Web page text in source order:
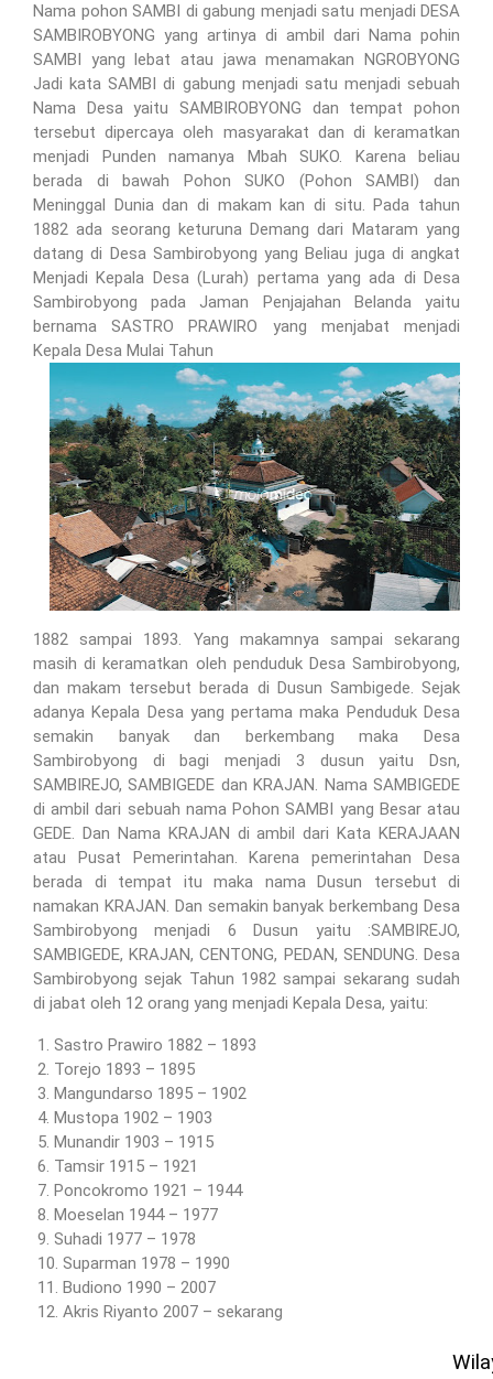
Nama pohon SAMBI di gabung menjadi satu menjadi DESA
SAMBIROBYONG yang artinya di ambil dari Nama pohin
SAMBI yang lebat atau jawa menamakan NGROBYONG
Jadi kata SAMBI di gabung menjadi satu menjadi sebuah
Nama Desa yaitu SAMBIROBYONG dan tempat pohon
tersebut dipercaya oleh masyarakat dan di keramatkan
menjadi Punden namanya Mbah SUKO. Karena beliau
berada di bawah Pohon SUKO (Pohon SAMBI) dan
Meninggal Dunia dan di makam kan di situ. Pada tahun
1882 ada seorang keturuna Demang dari Mataram yang
datang di Desa Sambirobyong yang Beliau juga di angkat
Menjadi Kepala Desa (Lurah) pertama yang ada di Desa
Sambirobyong pada Jaman Penjajahan Belanda yaitu
bernama SASTRO PRAWIRO yang menjabat menjadi
Kepala Desa Mulai Tahun
1882 sampai 1893. Yang makamnya sampai sekarang
masih di keramatkan oleh penduduk Desa Sambirobyong,
dan makam tersebut berada di Dusun Sambigede. Sejak
adanya Kepala Desa yang pertama maka Penduduk Desa
semakin banyak dan berkembang maka Desa
Sambirobyong di bagi menjadi 3 dusun yaitu Dsn,
SAMBIREJO, SAMBIGEDE dan KRAJAN. Nama SAMBIGEDE
di ambil dari sebuah nama Pohon SAMBI yang Besar atau
GEDE. Dan Nama KRAJAN di ambil dari Kata KERAJAAN
atau Pusat Pemerintahan. Karena pemerintahan Desa
berada di tempat itu maka nama Dusun tersebut di
namakan KRAJAN. Dan semakin banyak berkembang Desa
Sambirobyong menjadi 6 Dusun yaitu :SAMBIREJO,
SAMBIGEDE, KRAJAN, CENTONG, PEDAN, SENDUNG. Desa
Sambirobyong sejak Tahun 1982 sampai sekarang sudah
di jabat oleh 12 orang yang menjadi Kepala Desa, yaitu:
Sastro Prawiro 1882 – 1893
Torejo 1893 – 1895
Mangundarso 1895 – 1902
Mustopa 1902 – 1903
Munandir 1903 – 1915
Tamsir 1915 – 1921
Poncokromo 1921 – 1944
Moeselan 1944 – 1977
Suhadi 1977 – 1978
Suparman 1978 – 1990
Budiono 1990 – 2007
Akris Riyanto 2007 – sekarang